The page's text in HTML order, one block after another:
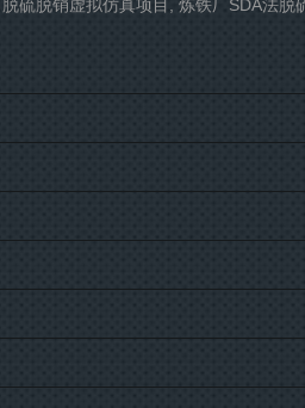
脱销虚拟仿真项目, 炼铁厂SDA法脱